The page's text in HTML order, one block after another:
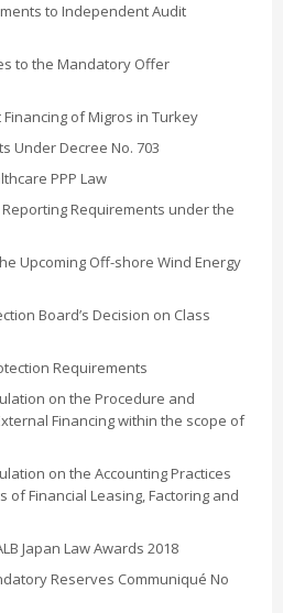
to Independent Audit
to the Mandatory Offer
Financing of Migros in Turkey
Under Decree No. 703
PPP Law
Requirements under the
Upcoming Off-shore Wind Energy
Board’s Decision on Class
Requirements
on the Procedure and
Financing within the scope of
on the Accounting Practices
of Financial Leasing, Factoring and
Japan Law Awards 2018
Reserves Communiqué No